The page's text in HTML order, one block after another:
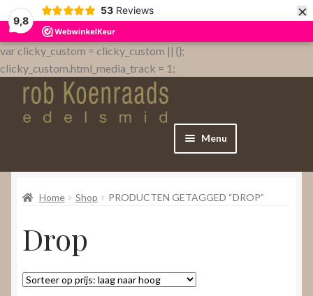
9,8
53 Reviews ×
var clicky_custom = clicky_custom || {};
clicky_custom.html_media_track = 1;
Menu
Home
Over
Contact
Home Shop PRODUCTEN GETAGGED “DROP”
Drop